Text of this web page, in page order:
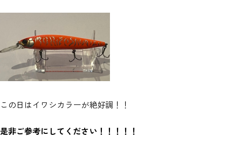
この日はイワシカラーが絶好調！！
是非ご参考にしてください！！！！！